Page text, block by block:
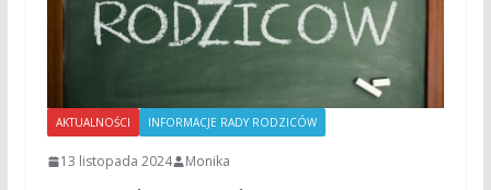
AKTUALNOŚCI INFORMACJE RADY RODZICÓW
13 listopada 2024 Monika